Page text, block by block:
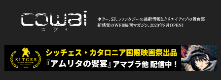
WEB映画マガジン「cowai コ
ワイ」